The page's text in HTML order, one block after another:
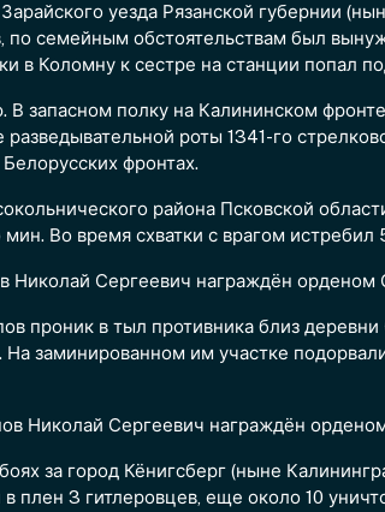
уезда Рязанской губернии
по семейным обстоятельствам был
в Коломну к сестре на станции попал
запасном полку на Калининском
роты 1341-го
фронтах.
района Псковской
Во время схватки с врагом истребил
Николай Сергеевич награждён орденом
проник в тыл противника близ
заминированном им участке
Николай Сергеевич награждён
за город Кёнигсберг (ныне
плен 3 гитлеровцев, еще около 10